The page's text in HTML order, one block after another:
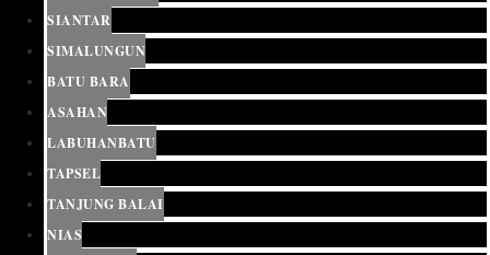
SIANTAR
SIMALUNGUN
BATU BARA
ASAHAN
LABUHANBATU
TAPSEL
TANJUNG BALAI
NIAS